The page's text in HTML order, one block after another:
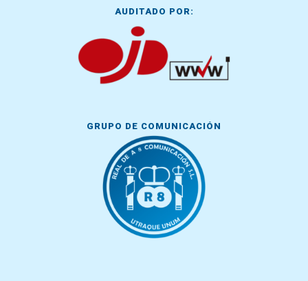
AUDITADO POR:
GRUPO DE COMUNICACIÓN